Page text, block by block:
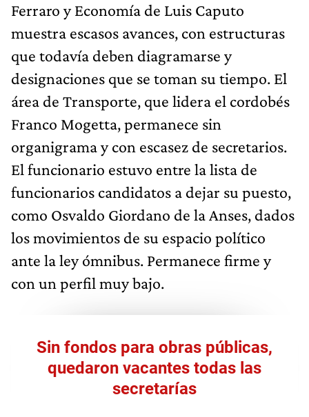
Ferraro y Economía de Luis Caputo
muestra escasos avances, con estructuras
que todavía deben diagramarse y
designaciones que se toman su tiempo. El
área de Transporte, que lidera el cordobés
Franco Mogetta, permanece sin
organigrama y con escasez de secretarios.
El funcionario estuvo entre la lista de
funcionarios candidatos a dejar su puesto,
como Osvaldo Giordano de la Anses, dados
los movimientos de su espacio político
ante la ley ómnibus. Permanece firme y
con un perfil muy bajo.
Sin fondos para obras públicas,
quedaron vacantes todas las
secretarías